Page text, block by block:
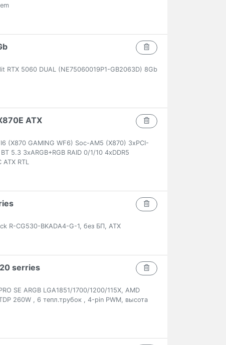
RTX 5060 DUAL (NE75060019P1-GB2063D) 8Gb
ATX
(X870 GAMING WF6) Soc-AM5 (X870) 3xPCI-
5.3 3xARGB+RGB RAID 0/1/10 4xDDR5
ATX RTL
R-CG530-BKADA4-G-1, без БП, ATX
serries
SE ARGB LGA1851/1700/1200/115X, AMD
260W , 6 тепл.трубок , 4-pin PWM, высота